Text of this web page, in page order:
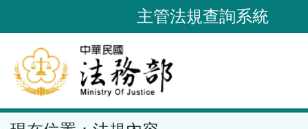
到
要
內
容
主管法規查詢系統